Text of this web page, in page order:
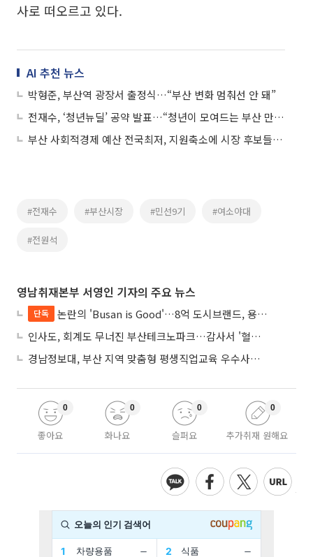
사로 떠오르고 있다.
AI 추천 뉴스
박형준, 부산역 광장서 출정식…“부산 변화 멈춰선 안 돼”
전재수, ‘청년뉴딜’ 공약 발표…“청년이 모여드는 부산 만들겠다”
부산 사회적경제 예산 전국최저, 지원축소에 시장 후보들 예산 확대 공약 경쟁
#전재수 #부산시장 #민선9기 #여소야대
#전원석
영남취재본부 서영인 기자의 주요 뉴스
단독
논란의 'Busan is Good'…8억 도시브랜드, 용산 대통령실 CI 업체가 수행
인사도, 회계도 무너진 부산테크노파크…감사서 '혈세 유용·인사 뒤집기' 적발
경남정보대, 부산 지역 맞춤형 평생직업교육 우수사례로 혁신 주도
좋아요
0
화나요
0
슬퍼요
0
추가취재 원해요
0